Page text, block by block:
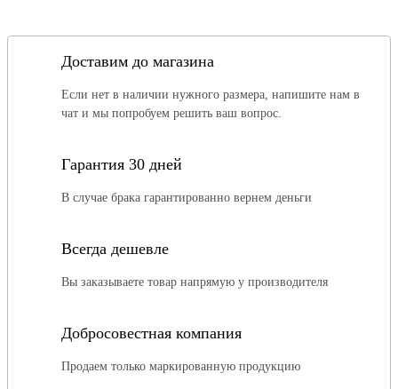
Доставим до магазина
Если нет в наличии нужного размера, напишите нам в
чат и мы попробуем решить ваш вопрос.
Гарантия 30 дней
В случае брака гарантированно вернем деньги
Всегда дешевле
Вы заказываете товар напрямую у производителя
Добросовестная компания
Продаем только маркированную продукцию